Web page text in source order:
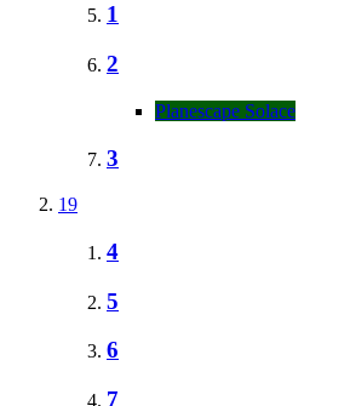
1
2
Planescape Solace
3
19
4
5
6
7